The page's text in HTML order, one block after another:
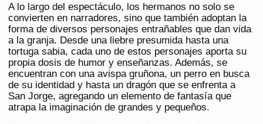
A lo largo del espectáculo, los hermanos no solo se
convierten en narradores, sino que también adoptan la
forma de diversos personajes entrañables que dan vida
a la granja. Desde una liebre presumida hasta una
tortuga sabia, cada uno de estos personajes aporta su
propia dosis de humor y enseñanzas. Además, se
encuentran con una avispa gruñona, un perro en busca
de su identidad y hasta un dragón que se enfrenta a
San Jorge, agregando un elemento de fantasía que
atrapa la imaginación de grandes y pequeños.